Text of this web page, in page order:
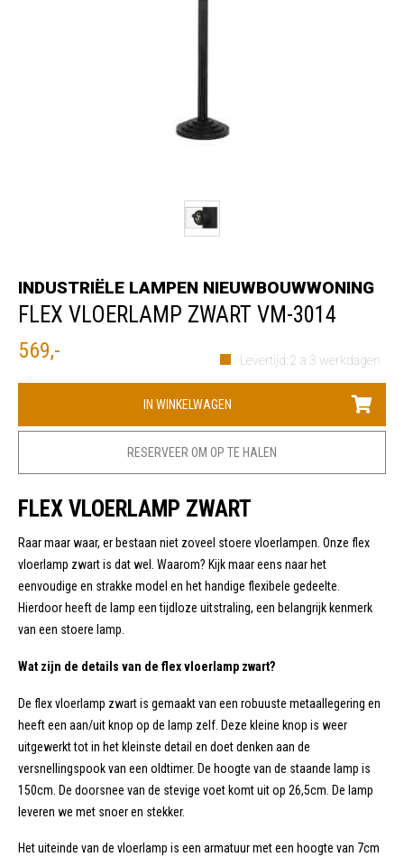
INDUSTRIËLE LAMPEN NIEUWBOUWWONING
FLEX VLOERLAMP ZWART VM-3014
569,- Levertijd: 2 a 3 werkdagen
IN WINKELWAGEN
RESERVEER OM OP TE HALEN
FLEX VLOERLAMP ZWART
Raar maar waar, er bestaan niet zoveel stoere vloerlampen. Onze flex
vloerlamp zwart is dat wel. Waarom? Kijk maar eens naar het
eenvoudige en strakke model en het handige flexibele gedeelte.
Hierdoor heeft de lamp een tijdloze uitstraling, een belangrijk kenmerk
van een stoere lamp.
Wat zijn de details van de flex vloerlamp zwart?
De flex vloerlamp zwart is gemaakt van een robuuste metaallegering en
heeft een aan/uit knop op de lamp zelf. Deze kleine knop is weer
uitgewerkt tot in het kleinste detail en doet denken aan de
versnellingspook van een oldtimer. De hoogte van de staande lamp is
150cm. De doorsnee van de stevige voet komt uit op 26,5cm. De lamp
leveren we met snoer en stekker.
Het uiteinde van de vloerlamp is een armatuur met een hoogte van 7cm